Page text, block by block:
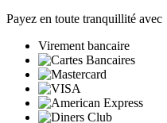
Payez en toute tranquillité avec
Virement bancaire